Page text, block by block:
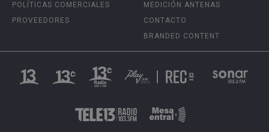
POLÍTICAS COMERCIALES
PROVEEDORES
MEDICIÓN ANTENAS
CONTACTO
BRANDED CONTENT